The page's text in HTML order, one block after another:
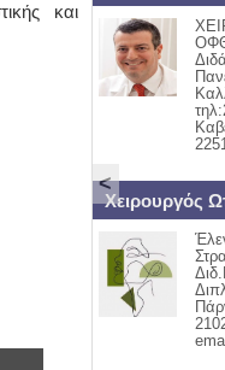
και
<
Ιατρικής Σχολής
Αθηνών
3,Νέα Σμύρνη,
Ευρ.Ακαδημίας
95-97 Αχαρναί